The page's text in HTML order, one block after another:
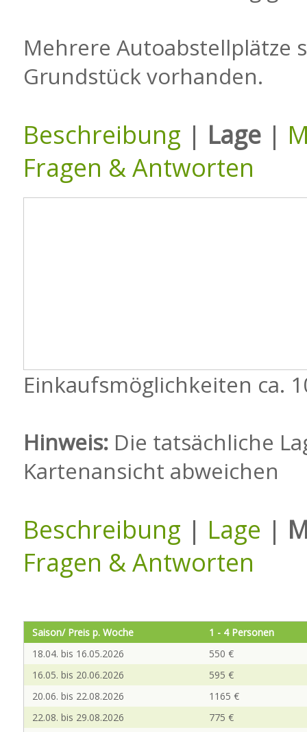
Mehrere Autoabstellplätze
Grundstück vorhanden.
Beschreibung | Lage |
Fragen & Antworten
Einkaufsmöglichkeiten ca.
Hinweis: Die tatsächliche
Kartenansicht abweichen
Beschreibung | Lage |
Fragen & Antworten
Saison/ Preis p. Woche
1 - 4 Personen
18.04. bis 16.05.2026
550 €
16.05. bis 20.06.2026
595 €
20.06. bis 22.08.2026
1165 €
22.08. bis 29.08.2026
775 €